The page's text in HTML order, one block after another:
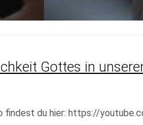
Gottes in
findest du hier: https://